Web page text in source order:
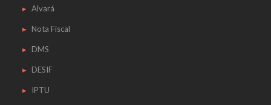
Alvará
Nota Fiscal
DMS
DESIF
IPTU